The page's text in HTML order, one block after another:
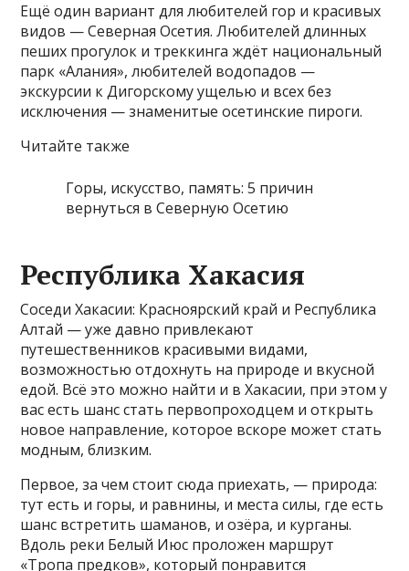
Ещё один вариант для любителей гор и красивых
видов — Северная Осетия. Любителей длинных
пеших прогулок и треккинга ждёт национальный
парк «Алания», любителей водопадов —
экскурсии к Дигорскому ущелью и всех без
исключения — знаменитые осетинские пироги.
Читайте также
Горы, искусство, память: 5 причин
вернуться в Северную Осетию
Республика Хакасия
Соседи Хакасии: Красноярский край и Республика
Алтай — уже давно привлекают
путешественников красивыми видами,
возможностью отдохнуть на природе и вкусной
едой. Всё это можно найти и в Хакасии, при этом у
вас есть шанс стать первопроходцем и открыть
новое направление, которое вскоре может стать
модным, близким.
Первое, за чем стоит сюда приехать, — природа:
тут есть и горы, и равнины, и места силы, где есть
шанс встретить шаманов, и озёра, и курганы.
Вдоль реки Белый Июс проложен маршрут
«Тропа предков», который понравится